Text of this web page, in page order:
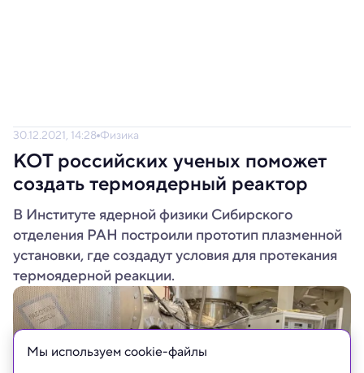
30.12.2021, 14:28 Физика
КОТ российских ученых поможет
создать термоядерный реактор
В Институте ядерной физики Сибирского
отделения РАН построили прототип плазменной
установки, где создадут условия для протекания
термоядерной реакции.
Мы используем сookie-файлы